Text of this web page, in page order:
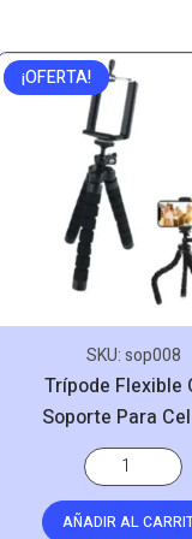
¡OFERTA!
SKU:sop008
Trípode Flexible
Soporte Para
AÑADIR AL